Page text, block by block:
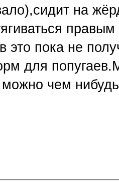
на
это пока не
для
чем